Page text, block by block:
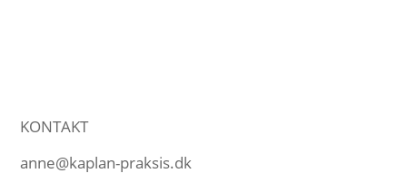
KONTAKT
anne@kaplan-praksis.dk